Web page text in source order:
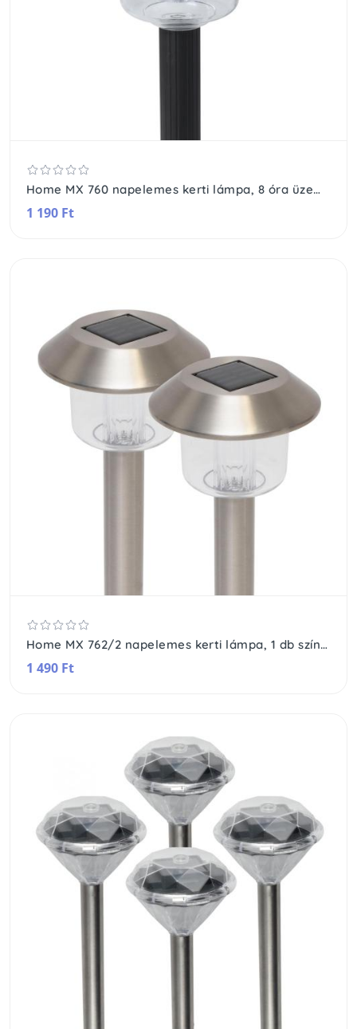
Home MX 760 napelemes kerti lámpa, 8 óra üzemidő, napelem és töltő, automatikus, 1 fehér LED, időjárásálló
1 190 Ft
Home MX 762/2 napelemes kerti lámpa, 1 db színváltó LED, rozsdamentes fém, időjárásálló, automatikus, színes
1 490 Ft